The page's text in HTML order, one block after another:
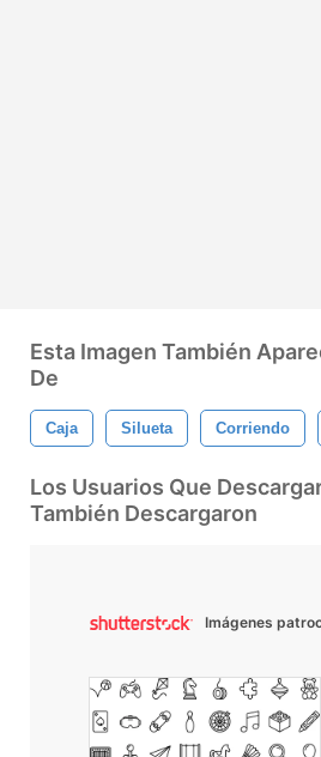
Esta Imagen También
De
Caja Silueta Corriendo
Los Usuarios Que
También Descargaron
Imágenes